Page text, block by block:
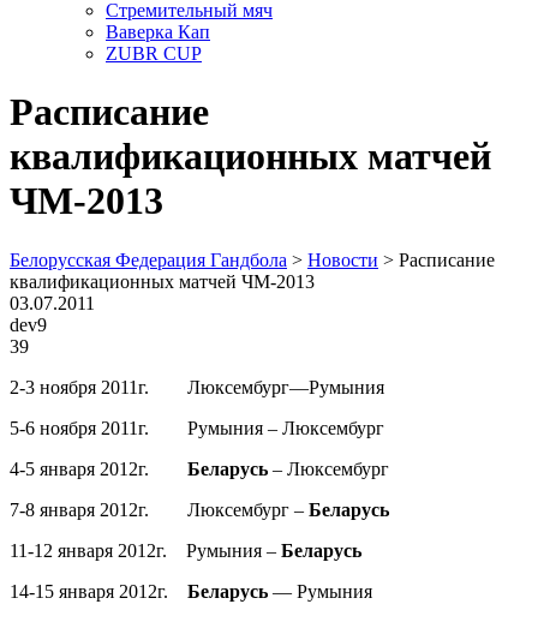
Стремительный мяч
Ваверка Кап
ZUBR CUP
Расписание
квалификационных матчей
ЧМ-2013
Белорусская Федерация Гандбола > Новости > Расписание
квалификационных матчей ЧМ-2013
03.07.2011
dev9
39
2-3 ноября 2011г. Люксембург—Румыния
5-6 ноября 2011г. Румыния – Люксембург
4-5 января 2012г. Беларусь – Люксембург
7-8 января 2012г. Люксембург – Беларусь
11-12 января 2012г. Румыния – Беларусь
14-15 января 2012г. Беларусь — Румыния